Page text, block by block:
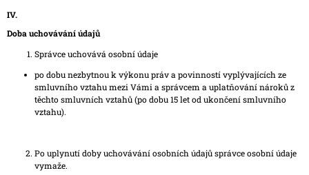
IV.
Doba uchovávání údajů
Správce uchovává osobní údaje
po dobu nezbytnou k výkonu práv a povinností vyplývajících ze
smluvního vztahu mezi Vámi a správcem a uplatňování nároků z
těchto smluvních vztahů (po dobu 15 let od ukončení smluvního
vztahu).
Po uplynutí doby uchovávání osobních údajů správce osobní údaje
vymaže.